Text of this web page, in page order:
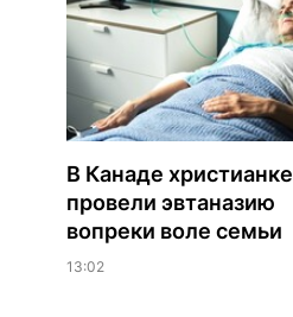
В Канаде христианке
провели эвтаназию
вопреки воле семьи
13:02